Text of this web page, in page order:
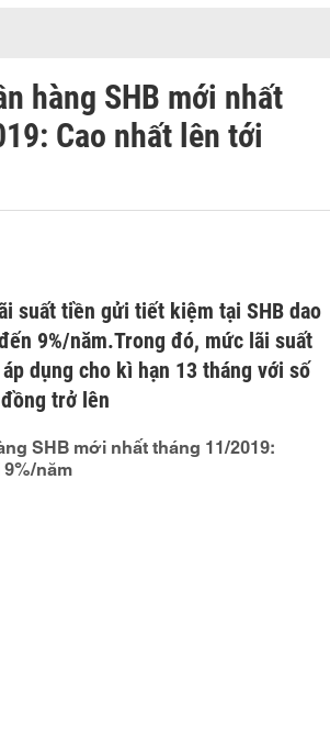
hàng SHB mới nhất
Cao nhất lên tới
suất tiền gửi tiết kiệm tại SHB dao
9%/năm.Trong đó, mức lãi suất
dụng cho kì hạn 13 tháng với số
trở lên
SHB mới nhất tháng 11/2019:
năm